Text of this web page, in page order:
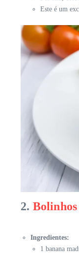
Este é um
2.
Ingredientes:
1 banana